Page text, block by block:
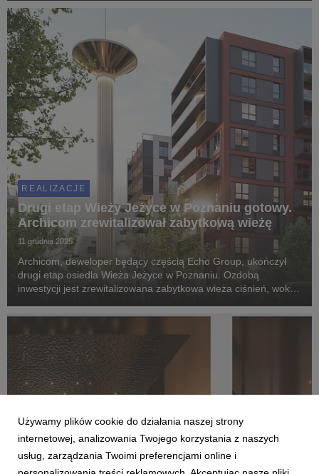
roku, w którym zaprojektowano 20 współczes...
REALIZACJE
Drugi etap Wieży Jeżyce w Poznaniu gotowy.
Archicom zrewitalizował zabytkową wieżę
11 grudnia 2025
Archicom, deweloper będący częścią Echo Group, ukończył
drugi etap osiedla Wieża Jeżyce w Poznaniu. Ozdobą
inwestycji jest zrewitalizowana zabytkowa wieża ciśnień, wokół
Używamy plików cookie do działania naszej strony
internetowej, analizowania Twojego korzystania z naszych
usług, zarządzania Twoimi preferencjami online i